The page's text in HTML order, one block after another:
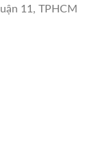
11, TPHCM